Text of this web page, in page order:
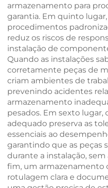
armazenamento para
garantia. Em quinto
procedimentos
reduz os riscos de
instalação de
Quando as instalações
corretamente peças de
criam ambientes de
prevenindo acidentes
armazenamento
pesados. Em sexto
adequado preserva as
essenciais ao
garantindo que as peças
durante a instalação,
fim, um armazenamento
rotulagem clara e